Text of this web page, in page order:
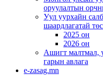
оруулалтын
Уул уурхайн
шаардлагатай
2025 он
2026 он
Ашигт малтмал,
гарын авлага
e-zasag.mn